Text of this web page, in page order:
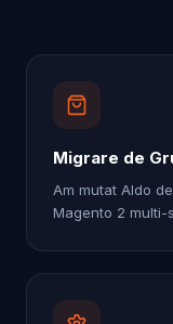
Migrare de
Am mutat Aldo
Magento 2 multi-